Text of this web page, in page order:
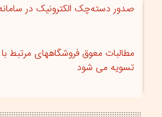
صدور دسته‌چک الکترونیک در
مطالبات معوق فروشگاههای مرتبط با
تسویه می شود